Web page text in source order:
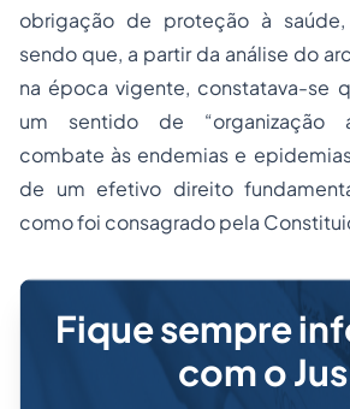
obrigação de proteção à
sendo que, a partir da análise do
na época vigente, constatava-se
um sentido de “organização
combate às endemias e
de um efetivo direito
como foi consagrado pela
Fique sempre
com o